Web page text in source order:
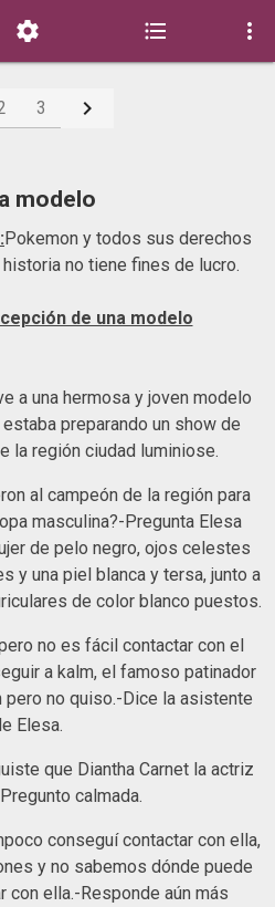
  
3 
modelo
Pokemon y todos sus derechos
no tiene fines de lucro.
de una modelo
a una hermosa y joven modelo
preparando un show de
la región ciudad luminiose.
al campeón de la región para
masculina?-Pregunta Elesa
de pelo negro, ojos celestes
y una piel blanca y tersa, junto a
de color blanco puestos.
no es fácil contactar con el
a kalm, el famoso patinador
no quiso.-Dice la asistente
Elesa.
que Diantha Carnet la actriz
calmada.
conseguí contactar con ella,
y no sabemos dónde puede
con ella.-Responde aún más